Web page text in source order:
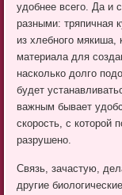
удобнее всего. Да и
разными: тряпичная
из хлебного
материала для
насколько долго
будет
важным бывает
скорость, с которой
разрушено.
Связь, зачастую,
другие